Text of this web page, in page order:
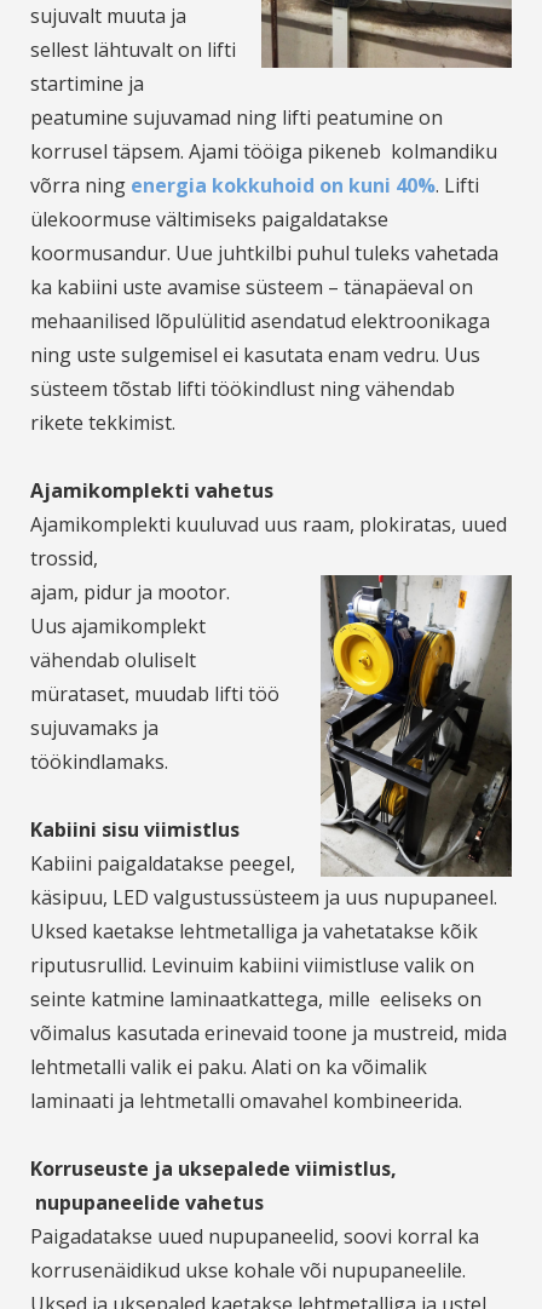
sujuvalt muuta ja
sellest lähtuvalt on lifti
startimine ja
peatumine sujuvamad ning lifti peatumine on
korrusel täpsem. Ajami tööiga pikeneb kolmandiku
võrra ning energia kokkuhoid on kuni 40%. Lifti
ülekoormuse vältimiseks paigaldatakse
koormusandur. Uue juhtkilbi puhul tuleks vahetada
ka kabiini uste avamise süsteem – tänapäeval on
mehaanilised lõpulülitid asendatud elektroonikaga
ning uste sulgemisel ei kasutata enam vedru. Uus
süsteem tõstab lifti töökindlust ning vähendab
rikete tekkimist.
Ajamikomplekti vahetus
Ajamikomplekti kuuluvad uus raam, plokiratas, uued
trossid,
ajam, pidur ja mootor.
Uus ajamikomplekt
vähendab oluliselt
mürataset, muudab lifti töö
sujuvamaks ja
töökindlamaks.
Kabiini sisu viimistlus
Kabiini paigaldatakse peegel,
käsipuu, LED valgustussüsteem ja uus nupupaneel.
Uksed kaetakse lehtmetalliga ja vahetatakse kõik
riputusrullid. Levinuim kabiini viimistluse valik on
seinte katmine laminaatkattega, mille eeliseks on
võimalus kasutada erinevaid toone ja mustreid, mida
lehtmetalli valik ei paku. Alati on ka võimalik
laminaati ja lehtmetalli omavahel kombineerida.
Korruseuste ja uksepalede viimistlus,
nupupaneelide vahetus
Paigadatakse uued nupupaneelid, soovi korral ka
korrusenäidikud ukse kohale või nupupaneelile.
Uksed ja uksepaled kaetakse lehtmetalliga ja ustel